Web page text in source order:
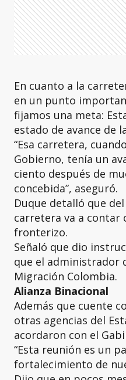
En cuanto a la
en un punto
fijamos una meta:
estado de avance de
“Esa carretera,
Gobierno, tenía un
ciento después de
concebida”, aseguró.
Duque detalló que
carretera va a contar
fronterizo.
Señaló que dio
que el administrador
Migración Colombia.
Alianza Binacional
Además que cuente
otras agencias del
acordaron con el
“Esta reunión es un
fortalecimiento de